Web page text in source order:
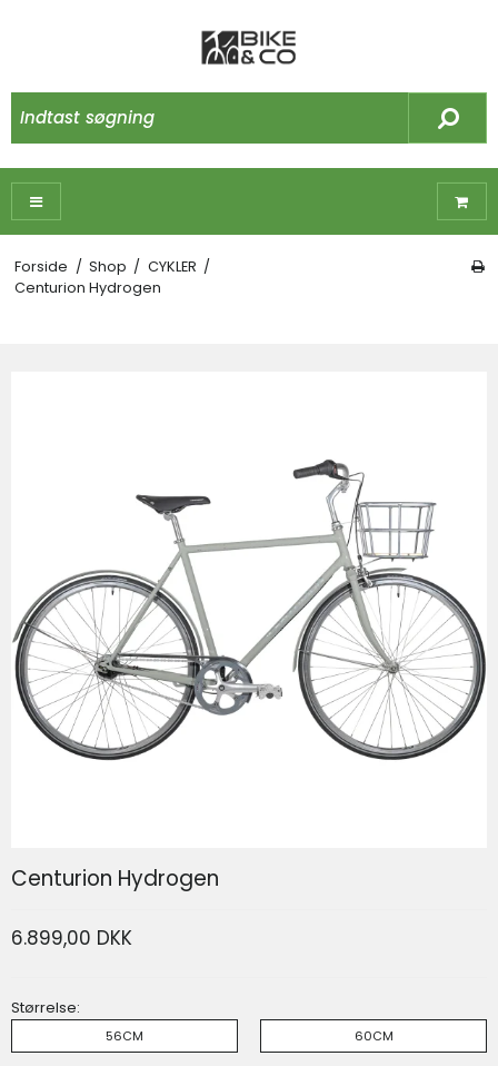
Forside / Shop / CYKLER /
Centurion Hydrogen
På lager
VIS PRODUKT KØB
Centurion Hydrogen
6.899,00 DKK
Størrelse:
56CM 60CM